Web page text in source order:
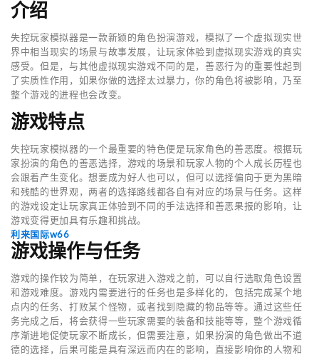
介绍
失控玩家模拟器是一款新颖的角色扮演游戏，模拟了一个虚拟现实世
界中相当现实的场景与故事发展，让玩家体验到虚拟现实游戏的真实
感受。但是，与其他虚拟现实游戏不同的是，善恶行为的重要性起到
了实质性作用，如果你做的选择太过暴力，你的角色将被影响，乃至
整个游戏的进程也会改变。
游戏特点
失控玩家模拟器的一个最重要的特色便是玩家角色的善恶度。根据玩
家扮演的角色的善恶选择，游戏的场景和玩家人物的个人成长历程也
会跟着产生变化。想要成为好人也可以，但可以选择偏向于更为黑暗
和残酷的世界观，两者的选择路线都各自有对应的场景与任务。这样
的游戏设定让玩家真正体验到不同的手法选择和善恶果报的影响，让
游戏变得更加具有乐趣和挑战。
利来国际w66
游戏操作与任务
游戏的操作较为简单，在玩家进入游戏之前，可以自行选取角色设置
和游戏难度。游戏内需要进行的任务也是多样化的，包括完成某个地
点内的任务、打败某个怪物，或者找到隐藏的物品等等。通过这些任
务完成之后，将会获得一些玩家需要的装备和技能等等，整个游戏循
序渐进地促使玩家不断成长，但需要注意，如果扮演的角色做出不道
德的选择，后果可能是具有深远而内在的影响，直接影响你的人物和